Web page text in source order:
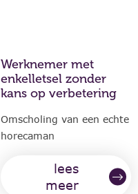
Werknemer met
enkelletsel zonder
kans op verbetering
Omscholing van een echte
horecaman
lees
meer